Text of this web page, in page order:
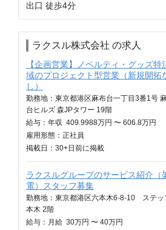
出口 徒歩4分
ラクスル株式会社 の求人
【企画営業】ノベルティ・グッズ特
域のプロジェクト型営業（新規開拓
し）
勤務地：東京都港区麻布台一丁目3番1号
台ヒルズ 森JPタワー 19階
給与： 年収 409.9988万円 〜 606.8万円
雇用形態：正社員
掲載日： 30+日 前に掲載
ラクスルグループのサービス紹介（
電）スタッフ募集
勤務地：東京都港区六本木6-8-10 ステッ
本木 2階
給与： 月給 30万円 〜 40万円